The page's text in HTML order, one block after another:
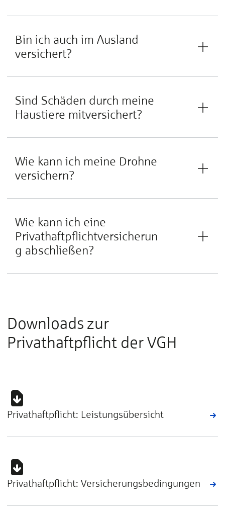
Bin ich auch im Ausland
versichert?
Sind Schäden durch meine
Haustiere mitversichert?
Wie kann ich meine Drohne
versichern?
Wie kann ich eine
Privathaftpflichtversicherun
g abschließen?
Downloads zur
Privathaftpflicht der VGH
Privathaftpflicht: Leistungsübersicht
Privathaftpflicht: Versicherungsbedingungen